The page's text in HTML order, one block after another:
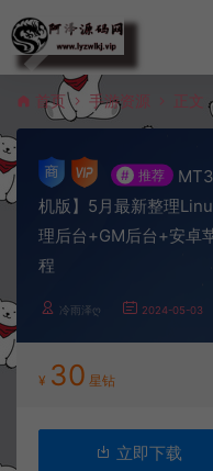
首页 手游资源 正文
# 推荐
机版】5月最新整理
理后台+GM后台+安卓
程
冷雨泽ღ 2024-05-03
¥ 30 星钻
立即下载